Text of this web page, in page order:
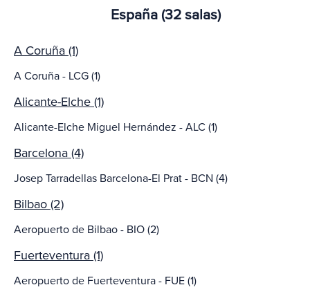
España (32 salas)
A Coruña (1)
A Coruña - LCG (1)
Alicante-Elche (1)
Alicante-Elche Miguel Hernández - ALC (1)
Barcelona (4)
Josep Tarradellas Barcelona-El Prat - BCN (4)
Bilbao (2)
Aeropuerto de Bilbao - BIO (2)
Fuerteventura (1)
Aeropuerto de Fuerteventura - FUE (1)